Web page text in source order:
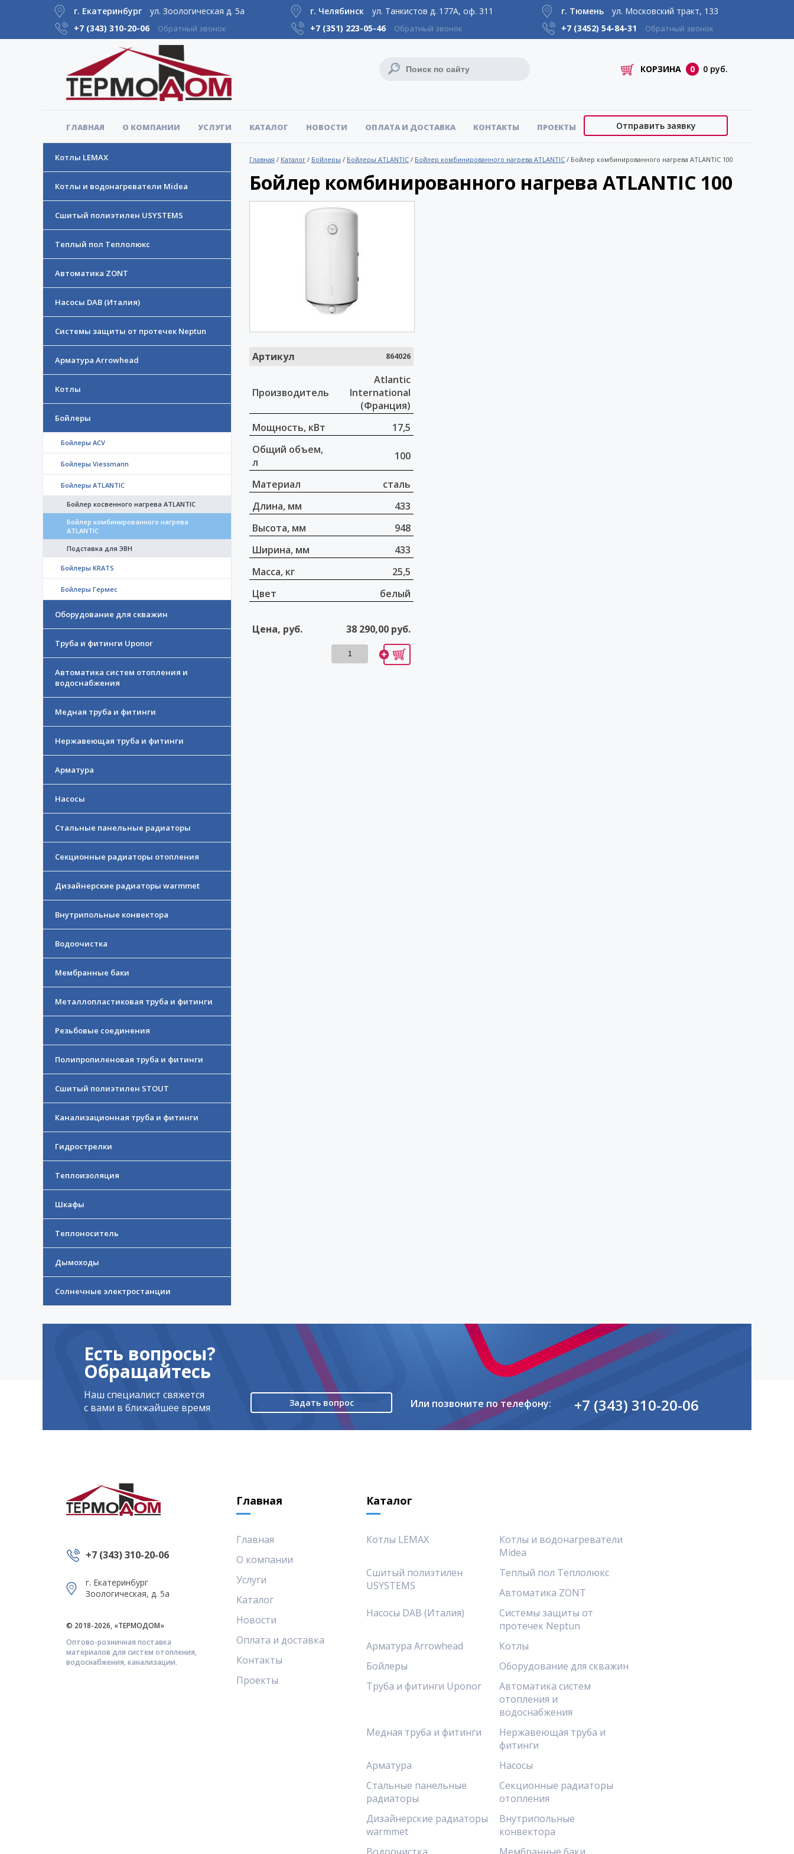
г. Екатеринбург
ул. Зоологическая д. 5а
+7 (343) 310-20-06 Обратный звонок
г. Челябинск
ул. Танкистов д. 177А, оф. 311
+7 (351) 223-05-46 Обратный звонок
г. Тюмень
ул. Московский тракт, 133
+7 (3452) 54-84-31 Обратный звонок
КОРЗИНА 0 0 руб.
Отправить заявку
ГЛАВНАЯ О КОМПАНИИ УСЛУГИ КАТАЛОГ НОВОСТИ ОПЛАТА И ДОСТАВКА КОНТАКТЫ ПРОЕКТЫ
Котлы LEMAX
Котлы и водонагреватели Midea
Сшитый полиэтилен USYSTEMS
Теплый пол Теплолюкс
Автоматика ZONT
Насосы DAB (Италия)
Системы защиты от протечек Neptun
Арматура Arrowhead
Котлы
Бойлеры
Бойлеры ACV
Бойлеры Viessmann
Бойлеры ATLANTIC
Бойлер косвенного нагрева ATLANTIC
Бойлер комбинированного нагрева
ATLANTIC
Подставка для ЭВН
Бойлеры KRATS
Бойлеры Гермес
Оборудование для скважин
Труба и фитинги Uponor
Автоматика систем отопления и
водоснабжения
Медная труба и фитинги
Нержавеющая труба и фитинги
Арматура
Насосы
Стальные панельные радиаторы
Секционные радиаторы отопления
Дизайнерские радиаторы warmmet
Внутрипольные конвектора
Водоочистка
Мембранные баки
Металлопластиковая труба и фитинги
Резьбовые соединения
Полипропиленовая труба и фитинги
Сшитый полиэтилен STOUT
Канализационная труба и фитинги
Гидрострелки
Теплоизоляция
Шкафы
Теплоноситель
Дымоходы
Солнечные электростанции
Главная / Каталог / Бойлеры / Бойлеры ATLANTIC / Бойлер комбинированного нагрева ATLANTIC / Бойлер комбинированного нагрева ATLANTIC 100
Бойлер комбинированного нагрева ATLANTIC 100
Артикул 864026
Производитель
Atlantic
International
(Франция)
Мощность, кВт
17,5
Общий объем,
л
100
Материал
сталь
Длина, мм
433
Высота, мм
948
Ширина, мм
433
Масса, кг
25,5
Цвет
белый
Цена, руб. 38 290,00 руб.
Есть вопросы?
Обращайтесь
Наш специалист свяжется
с вами в ближайшее время
Задать вопрос Или позвоните по телефону: +7 (343) 310-20-06
Главная Каталог
+7 (343) 310-20-06
г. Екатеринбург
Зоологическая, д. 5а
© 2018-2026, «ТЕРМОДОМ»
Оптово-розничная поставка
материалов для систем отопления,
водоснабжения, канализации.
Главная
О компании
Услуги
Каталог
Новости
Оплата и доставка
Контакты
Проекты
Котлы LEMAX
Котлы и водонагреватели
Midea
Сшитый полиэтилен
USYSTEMS
Теплый пол Теплолюкс
Автоматика ZONT
Насосы DAB (Италия)
Системы защиты от
протечек Neptun
Арматура Arrowhead
Котлы
Бойлеры
Оборудование для скважин
Труба и фитинги Uponor
Автоматика систем
отопления и
водоснабжения
Медная труба и фитинги
Нержавеющая труба и
фитинги
Арматура
Насосы
Стальные панельные
радиаторы
Секционные радиаторы
отопления
Дизайнерские радиаторы
warmmet
Внутрипольные
конвектора